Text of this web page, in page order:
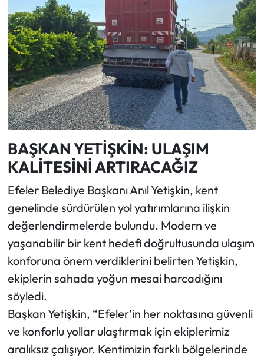
BAŞKAN YETİŞKİN: ULAŞIM
KALİTESİNİ ARTIRACAĞIZ
Efeler Belediye Başkanı Anıl Yetişkin, kent
genelinde sürdürülen yol yatırımlarına ilişkin
değerlendirmelerde bulundu. Modern ve
yaşanabilir bir kent hedefi doğrultusunda ulaşım
konforuna önem verdiklerini belirten Yetişkin,
ekiplerin sahada yoğun mesai harcadığını
söyledi.
Başkan Yetişkin, “Efeler’in her noktasına güvenli
ve konforlu yollar ulaştırmak için ekiplerimiz
aralıksız çalışıyor. Kentimizin farklı bölgelerinde